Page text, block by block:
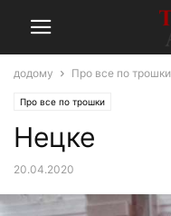
додому Про все по трошки
Про все по трошки
Нецке
20.04.2020